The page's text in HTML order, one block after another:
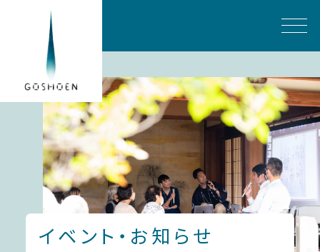
イベント・お知らせ